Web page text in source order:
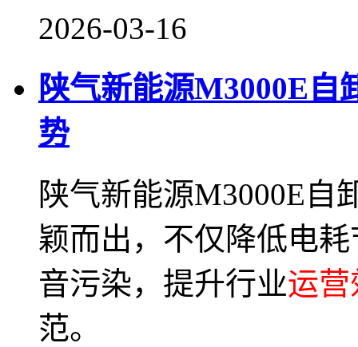
2026-03-16
陕气新能源M3000E
势
陕气新能源M3000E自
颖而出，不仅降低电
音污染，提升行业运
范。